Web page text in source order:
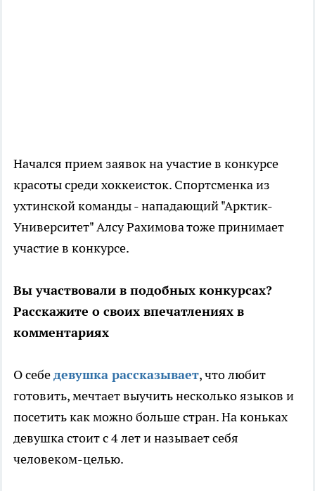
Начался прием заявок на участие в конкурсе
красоты среди хоккеисток. Спортсменка из
ухтинской команды - нападающий "Арктик-
Университет" Алсу Рахимова тоже принимает
участие в конкурсе.
Вы участвовали в подобных конкурсах?
Расскажите о своих впечатлениях в
комментариях
О себедевушка рассказывает, что любит
готовить, мечтает выучить несколько языков и
посетить как можно больше стран. На коньках
девушка стоит с 4 лет и называет себя
человеком-целью.